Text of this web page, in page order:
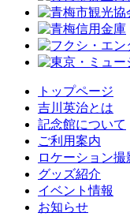
トップページ
吉川英治とは
記念館について
ご利用案内
ロケーション撮
グッズ紹介
イベント情報
お知らせ